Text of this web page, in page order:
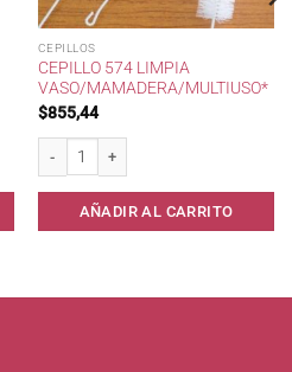
CEPILLOS
CEPILLO 574 LIMPIA
VASO/MAMADERA/MULTIUSO*
$855,44
Cepillo 574 Limpia Vaso/Mamadera/
AÑADIR AL CARRITO